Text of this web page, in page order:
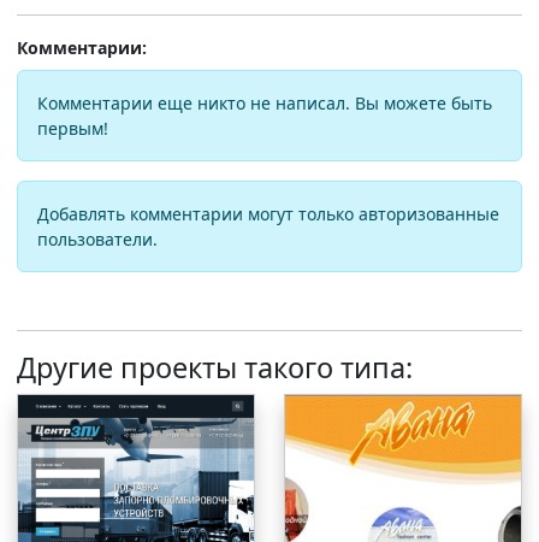
Комментарии:
Комментарии еще никто не написал. Вы можете быть
первым!
Добавлять комментарии могут только авторизованные
пользователи.
Другие проекты такого типа: